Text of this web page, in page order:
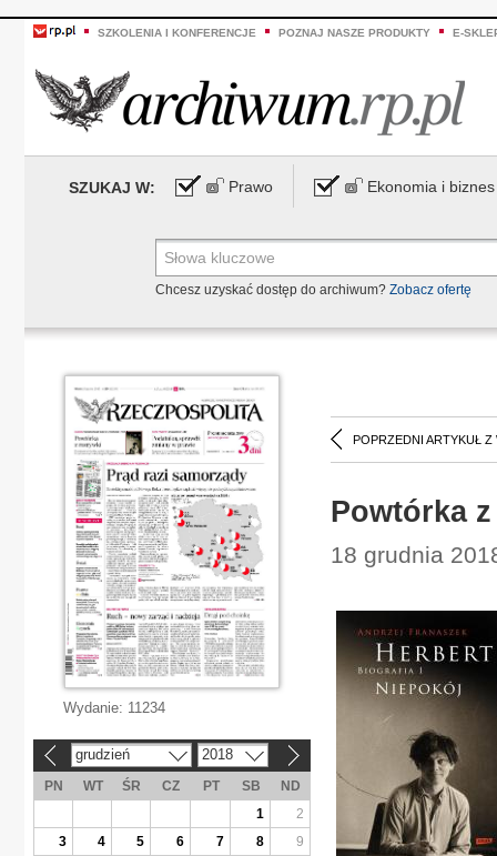
SZKOLENIA I KONFERENCJE POZNAJ NASZE PRODUKTY E-
SZUKAJ W: Prawo Ekonomia i biznes
Chcesz uzyskać dostęp do archiwum? Zobacz ofertę
POPRZEDNI ARTYKUŁ Z
Powtórka
18 grudnia
Wydanie: 11234
grudzień 2018
PN WT ŚR CZ PT SB
ND
1
2
3
4 5 6 7 8
9